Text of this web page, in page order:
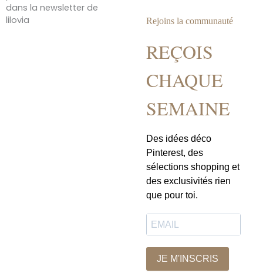
Rejoins la communauté
REÇOIS
CHAQUE
SEMAINE
Des idées déco
Pinterest, des
sélections shopping et
des exclusivités rien
que pour toi.
JE M'INSCRIS